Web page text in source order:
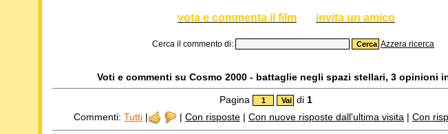
vota e commenta il film invita un amico
Cerca il commento di: Azzera ricerca
Voti e commenti su Cosmo 2000 - battaglie negli spazi stellari, 3 opinioni
Pagina di 1
Commenti: Tutti | | Con risposte | Con nuove risposte dall'ultima visita | Con